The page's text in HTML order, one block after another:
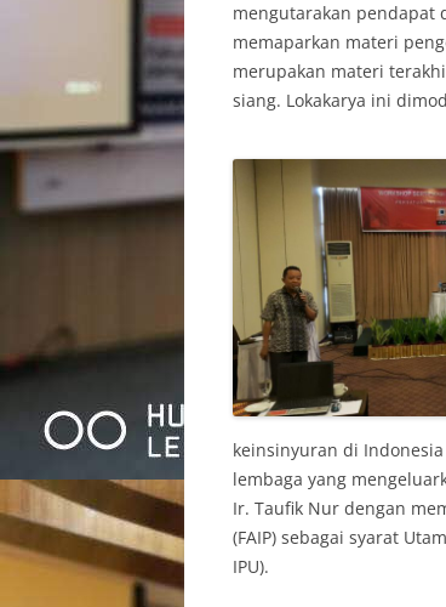
mengutarakan pendapat
memaparkan materi
merupakan materi
siang. Lokakarya ini
keinsinyuran di
lembaga yang
Ir. Taufik Nur dengan
(FAIP) sebagai syarat
IPU).